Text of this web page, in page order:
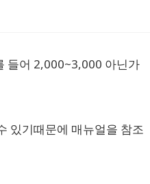
들어 2,000~3,000 아닌가
있기때문에 매뉴얼을 참조